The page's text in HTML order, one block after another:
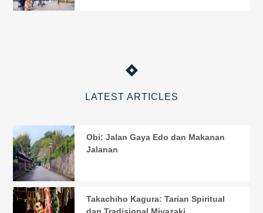
LATEST ARTICLES
Obi: Jalan Gaya Edo dan Makanan
Jalanan
Takachiho Kagura: Tarian Spiritual